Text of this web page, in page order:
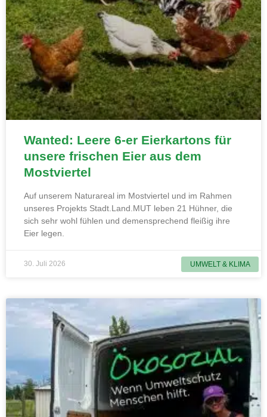
UMWELT & KLIMA
Wanted: Leere 6-er Eierkartons für
unsere frischen Eier aus dem
Mostviertel
Auf unserem Naturareal im Mostviertel und im Rahmen
unseres Projekts Stadt.Land.MUT leben 21 Hühner, die
sich sehr wohl fühlen und demensprechend fleißig ihre
Eier legen.
30. Juli 2026